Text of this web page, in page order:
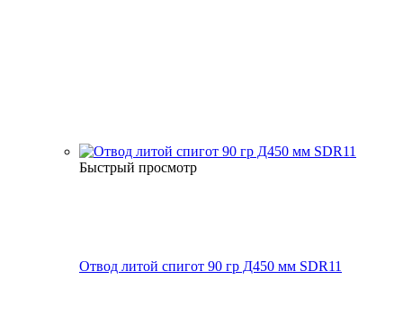
Быстрый просмотр
Отвод литой спигот 90 гр Д450 мм SDR11